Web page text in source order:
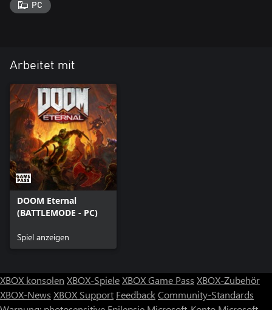
und vieles mehr!
PC
Arbeitet mit
DOOM Eternal
(BATTLEMODE - PC)
Spiel anzeigen
XBOX konsolen XBOX-SpieleXBOX Game Pass XBOX-Zubehör
XBOX-News XBOX Support FeedbackCommunity-Standards